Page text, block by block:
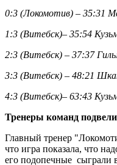
0:3 (Локомотив) – 35:31
1:3 (Витебск)– 35:54
2:3 (Витебск) – 37:37
3:3 (Витебск) – 48:21
4:3 (Витебск)– 63:43
Тренеры команд
Главный тренер
что игра показала, что
его подопечные сыграли